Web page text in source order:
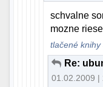
schvalne
mozne
tlačené knihy
Re:
01.02.2009 |